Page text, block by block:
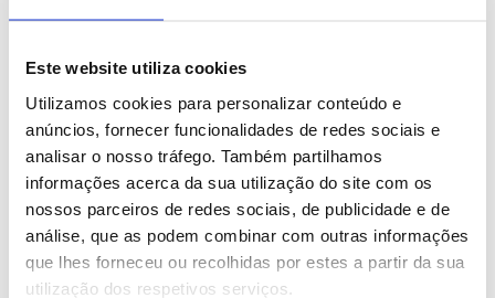
Este website utiliza cookies
Utilizamos cookies para personalizar conteúdo e
anúncios, fornecer funcionalidades de redes sociais e
analisar o nosso tráfego. Também partilhamos
informações acerca da sua utilização do site com os
nossos parceiros de redes sociais, de publicidade e de
análise, que as podem combinar com outras informações
que lhes forneceu ou recolhidas por estes a partir da sua
utilização dos respetivos serviços.
Open
ID: 47492774 Data: 20/07/2026 18:16 ID: 47492722 Data: 20/07/2026 18:11
66 IMAGENS 13 IMAGENS